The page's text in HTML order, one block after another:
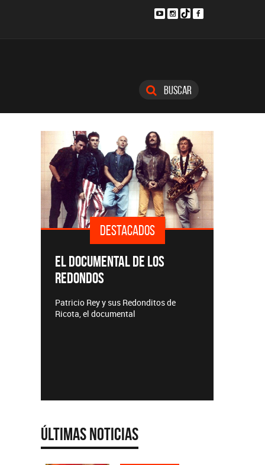
Buscar
DESTACADOS
EL DOCUMENTAL DE LOS
REDONDOS
Patricio Rey y sus Redonditos de
Ricota, el documental
Últimas Noticias